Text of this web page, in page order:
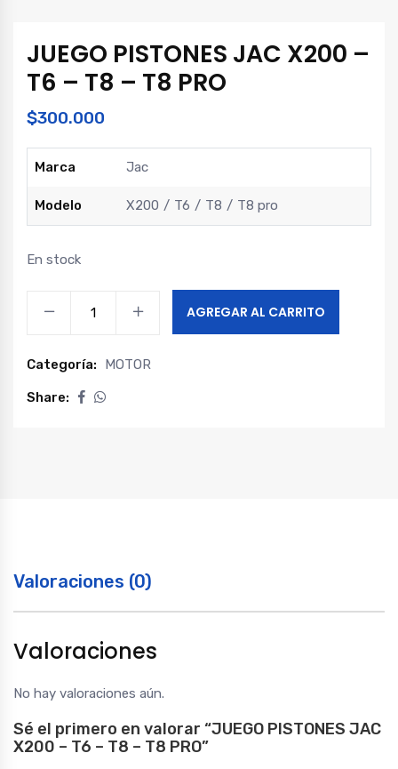
JUEGO PISTONES JAC X200 –
T6 – T8 – T8 PRO
$300.000
Marca Jac
Modelo X200 T6 T8 T8 pro
En stock
X200
-
AGREGAR AL CARRITO
Categoría: MOTOR
Share:
Valoraciones (0)
Valoraciones
No hay valoraciones aún.
Sé el primero en valorar “JUEGO PISTONES JAC
X200 – T6 – T8 – T8 PRO”